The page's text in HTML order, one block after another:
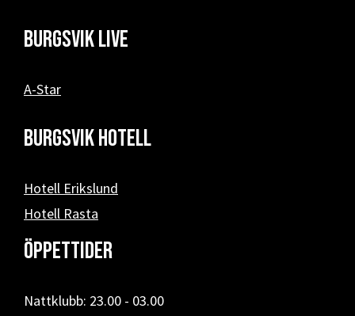
Burgsvik Live
A-Star
Burgsvik hotell
Hotell Erikslund
Hotell Rasta
Öppettider
Nattklubb: 23.00 - 03.00